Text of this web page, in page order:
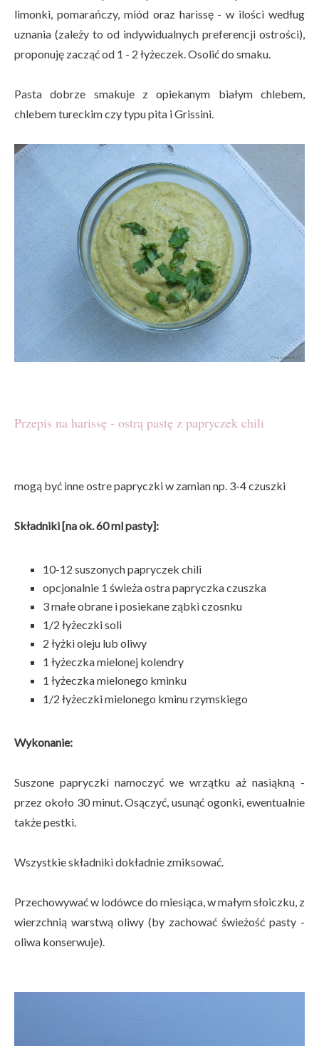
limonki, pomarańczy, miód oraz harissę - w ilości według
uznania (zależy to od indywidualnych preferencji ostrości),
proponuję zacząć od 1 - 2 łyżeczek. Osolić do smaku.
Pasta dobrze smakuje z opiekanym białym chlebem,
chlebem tureckim czy typu pita i Grissini.
Przepis na harissę - ostrą pastę z papryczek chili
mogą być inne ostre papryczki w zamian np. 3-4 czuszki
Składniki [na ok. 60 ml pasty]:
10-12 suszonych papryczek chili
opcjonalnie 1 świeża ostra papryczka czuszka
3 małe obrane i posiekane ząbki czosnku
1/2 łyżeczki soli
2 łyżki oleju lub oliwy
1 łyżeczka mielonej kolendry
1 łyżeczka mielonego kminku
1/2 łyżeczki mielonego kminu rzymskiego
Wykonanie:
Suszone papryczki namoczyć we wrzątku aż nasiąkną -
przez około 30 minut. Osączyć, usunąć ogonki, ewentualnie
także pestki.
Wszystkie składniki dokładnie zmiksować.
Przechowywać w lodówce do miesiąca, w małym słoiczku, z
wierzchnią warstwą oliwy (by zachować świeżość pasty -
oliwa konserwuje).